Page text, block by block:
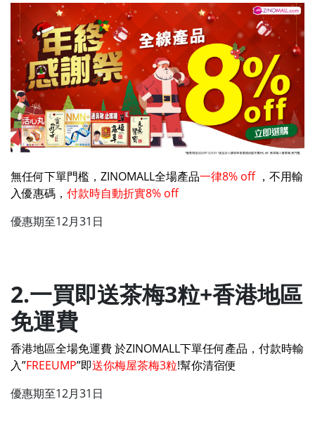
無任何下單門檻，ZINOMALL全場產品一律8% off，不用輸
入優惠碼， 付款時自動折實8% off
優惠期至12月31日
2.一買即送茶梅3粒+香港地區
免運費
香港地區全場免運費 於ZINOMALL下單任何產品，付款時輸
入”FREEUMP”即送你梅屋茶梅3粒!幫你清宿便
優惠期至12月31日